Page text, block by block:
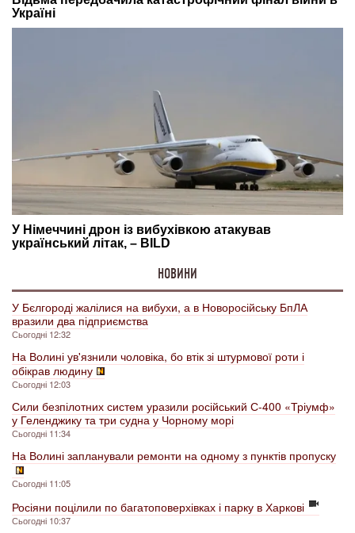
НОВИНИ
У Бєлгороді жалілися на вибухи, а в Новоросійську БпЛА
вразили два підприємства
Сьогодні 12:32
На Волині ув'язнили чоловіка, бо втік зі штурмової роти і
обікрав людину
Сьогодні 12:03
Сили безпілотних систем уразили російський С-400 «Тріумф»
у Геленджику та три судна у Чорному морі
Сьогодні 11:34
На Волині запланували ремонти на одному з пунктів пропуску
Сьогодні 11:05
Росіяни поцілили по багатоповерхівках і парку в Харкові
Сьогодні 10:37